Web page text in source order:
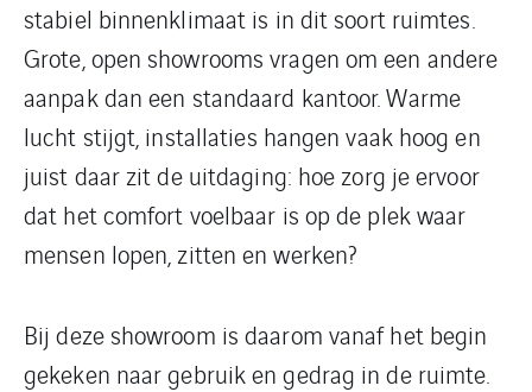
stabiel binnenklimaat is in dit soort ruimtes.
Grote, open showrooms vragen om een andere
aanpak dan een standaard kantoor. Warme
lucht stijgt, installaties hangen vaak hoog en
juist daar zit de uitdaging: hoe zorg je ervoor
dat het comfort voelbaar is op de plek waar
mensen lopen, zitten en werken?
Bij deze showroom is daarom vanaf het begin
gekeken naar gebruik en gedrag in de ruimte.